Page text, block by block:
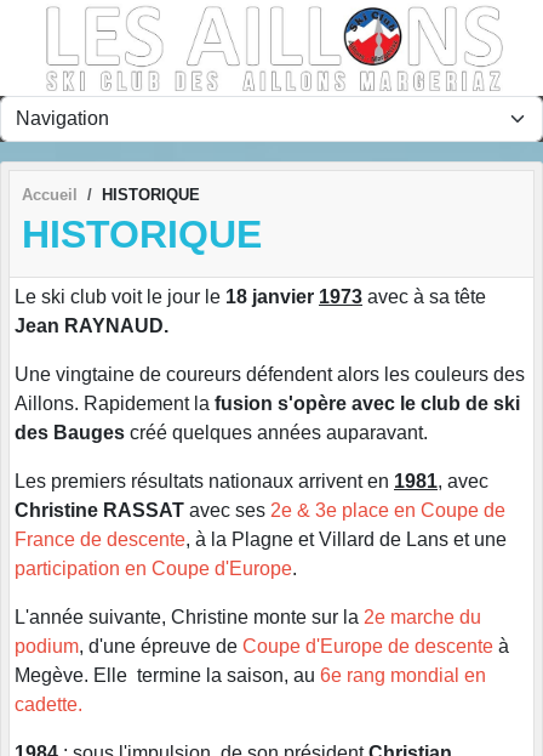
Accueil HISTORIQUE
HISTORIQUE
Le ski club voit le jour le 18 janvier 1973 avec à sa tête
Jean RAYNAUD.
Une vingtaine de coureurs défendent alors les couleurs des
Aillons. Rapidement la fusion s'opère avec le club de ski
des Bauges créé quelques années auparavant.
Les premiers résultats nationaux arrivent en 1981, avec
Christine RASSAT avec ses 2e & 3e place en Coupe de
France de descente, à la Plagne et Villard de Lans et une
participation en Coupe d'Europe.
L'année suivante, Christine monte sur la 2e marche du
podium, d'une épreuve de Coupe d'Europe de descente à
Megève. Elle termine la saison, au 6e rang mondial en
cadette.
Panneau de gestion des cookies